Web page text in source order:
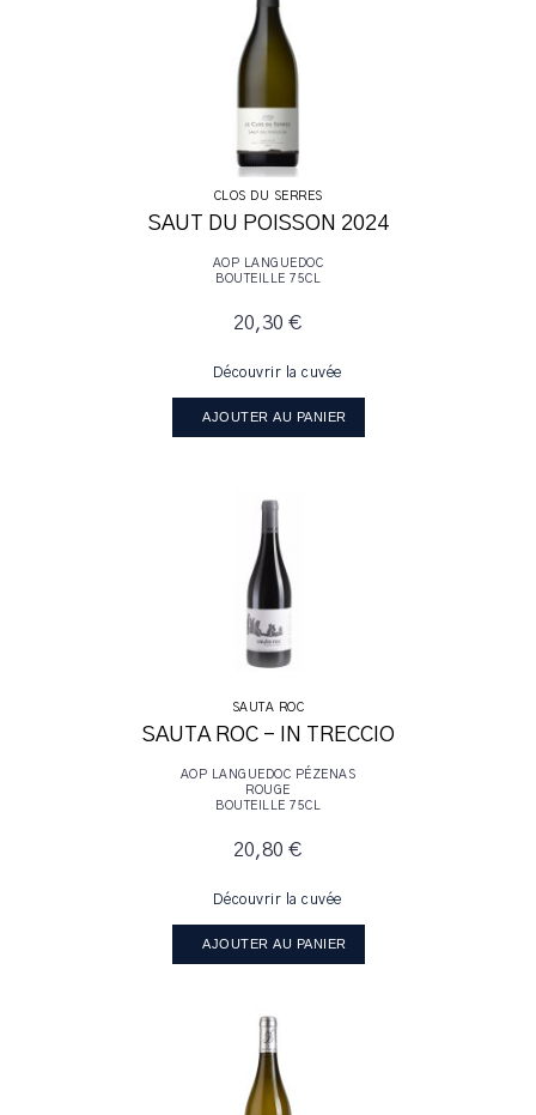
CLOS DU SERRES
SAUT DU POISSON 2024
AOP LANGUEDOC
BOUTEILLE 75CL
20,30 €
Découvrir la cuvée
AJOUTER AU PANIER
SAUTA ROC
SAUTA ROC - IN TRECCIO
AOP LANGUEDOC PÉZENAS
ROUGE
BOUTEILLE 75CL
20,80 €
Découvrir la cuvée
AJOUTER AU PANIER